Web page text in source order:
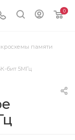
0
памяти
бит 5МГц